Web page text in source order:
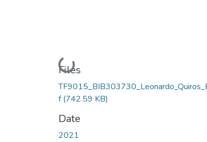
Loading...
Files
f(742.59 KB)
Date
2021